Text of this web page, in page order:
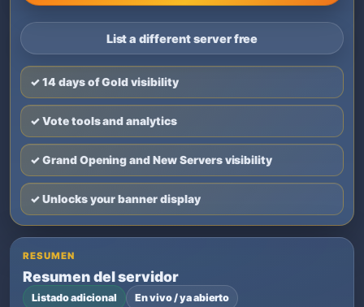
List a different server free
✓ 14 days of Gold visibility
✓ Vote tools and analytics
✓ Grand Opening and New Servers visibility
✓ Unlocks your banner display
RESUMEN
Resumen del servidor
Listado adicional En vivo / ya abierto